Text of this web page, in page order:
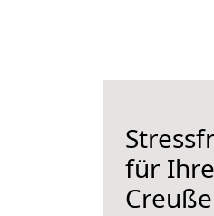
für